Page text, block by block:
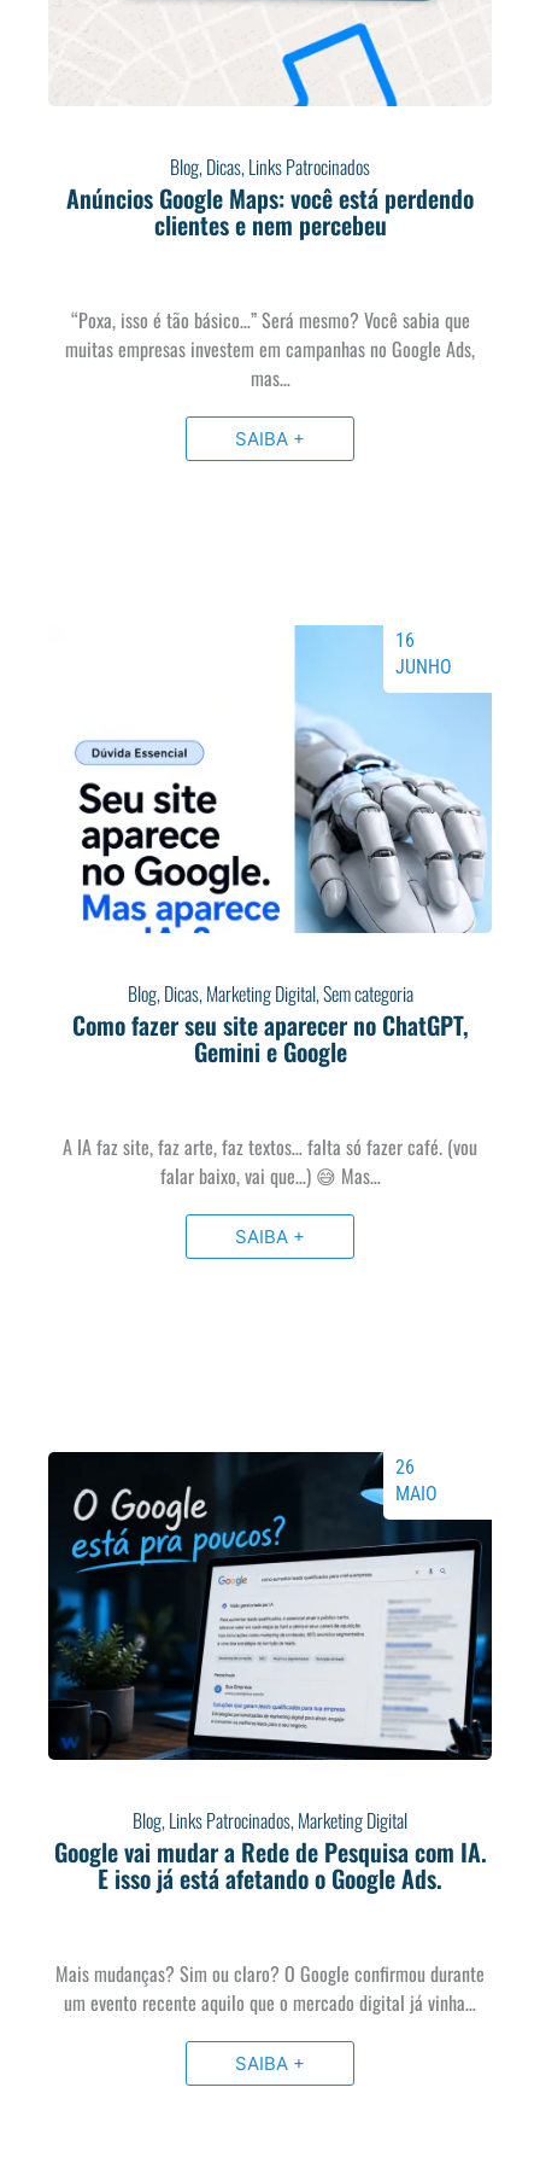
Blog,Dicas,Links Patrocinados
Anúncios Google Maps: você está perdendo
clientes e nem percebeu
“Poxa, isso é tão básico…” Será mesmo? Você sabia que
muitas empresas investem em campanhas no Google Ads,
mas…
SAIBA +
Blog,Dicas,Marketing Digital,Sem categoria
Como fazer seu site aparecer no ChatGPT,
Gemini e Google
16
JUNHO
A IA faz site, faz arte, faz textos… falta só fazer café. (vou
falar baixo, vai que…) 😅 Mas…
SAIBA +
Blog,Links Patrocinados,Marketing Digital
Google vai mudar a Rede de Pesquisa com IA.
E isso já está afetando o Google Ads.
26
MAIO
Mais mudanças? Sim ou claro? O Google confirmou durante
um evento recente aquilo que o mercado digital já vinha…
SAIBA +